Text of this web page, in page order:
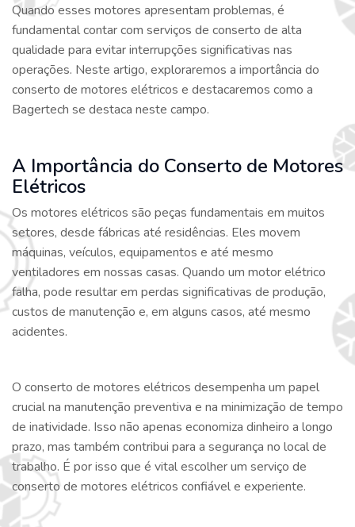
Quando esses motores apresentam problemas, é
fundamental contar com serviços de conserto de alta
qualidade para evitar interrupções significativas nas
operações. Neste artigo, exploraremos a importância do
conserto de motores elétricos e destacaremos como a
Bagertech se destaca neste campo.
A Importância do Conserto de Motores
Elétricos
Os motores elétricos são peças fundamentais em muitos
setores, desde fábricas até residências. Eles movem
máquinas, veículos, equipamentos e até mesmo
ventiladores em nossas casas. Quando um motor elétrico
falha, pode resultar em perdas significativas de produção,
custos de manutenção e, em alguns casos, até mesmo
acidentes.
O conserto de motores elétricos desempenha um papel
crucial na manutenção preventiva e na minimização de tempo
de inatividade. Isso não apenas economiza dinheiro a longo
prazo, mas também contribui para a segurança no local de
trabalho. É por isso que é vital escolher um serviço de
conserto de motores elétricos confiável e experiente.